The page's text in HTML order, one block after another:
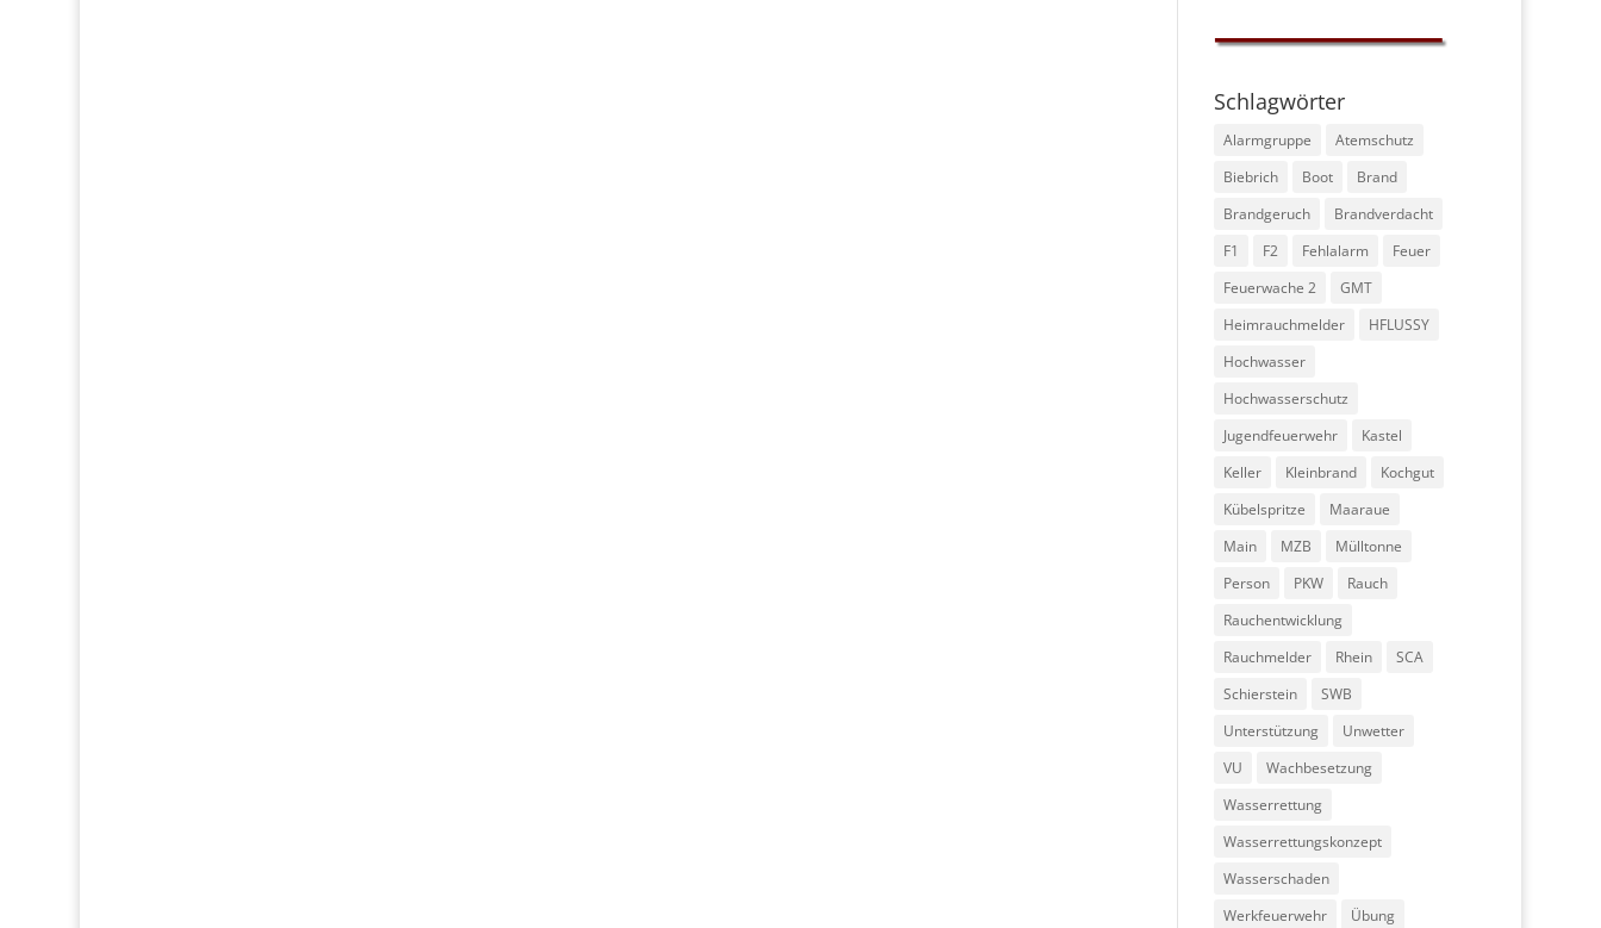
Schlagwörter
Alarmgruppe
Atemschutz
Biebrich
Boot
Brand
Brandgeruch
Brandverdacht
F1
F2 Fehlalarm
Feuer
Feuerwache 2
GMT
Heimrauchmelder
HFLUSSY
Hochwasser
Hochwasserschutz
Jugendfeuerwehr
Kastel
Keller
Kleinbrand
Kochgut
Kübelspritze
Maaraue
Main
MZB
Mülltonne
Person
PKW
Rauch
Rauchentwicklung
Rauchmelder
Rhein
SCA
Schierstein
SWB
Unterstützung
Unwetter
VU
Wachbesetzung
Wasserrettung
Wasserrettungskonzept
Wasserschaden
Werkfeuerwehr
Übung